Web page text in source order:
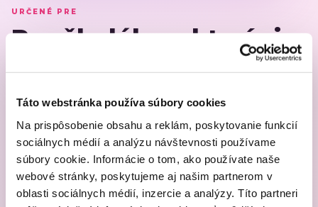
Táto webstránka používa súbory cookies
Na prispôsobenie obsahu a reklám, poskytovanie funkcií
sociálnych médií a analýzu návštevnosti používame
súbory cookie. Informácie o tom, ako používate naše
webové stránky, poskytujeme aj našim partnerom v
oblasti sociálnych médií, inzercie a analýzy. Títo partneri